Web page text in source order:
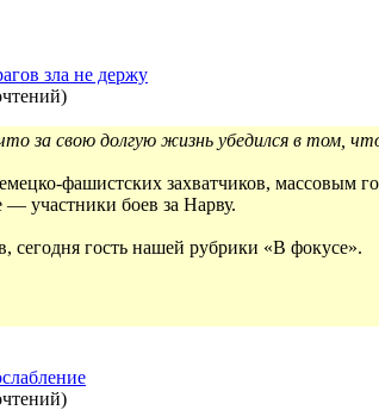
зла не держу
)
за свою долгую жизнь убедился в том,
фашистских захватчиков, массовым
— участники боев за Нарву.
гость нашей рубрики «В фокусе».
)